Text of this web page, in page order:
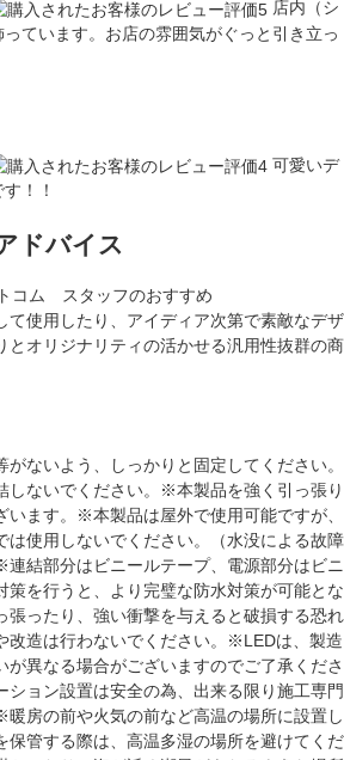
店内（シ
ています。お店の雰囲気がぐっと引き立っ
可愛いデ
！！
ドバイス
て使用したり、アイディア次第で素敵なデザ
とオリジナリティの活かせる汎用性抜群の商
ないよう、しっかりと固定してください。
しないでください。※本製品を強く引っ張り
います。※本製品は屋外で使用可能ですが、
は使用しないでください。（水没による故障
結部分はビニールテープ、電源部分はビニ
策を行うと、より完璧な防水対策が可能とな
ったり、強い衝撃を与えると破損する恐れ
造は行わないでください。※LEDは、製造
が異なる場合がございますのでご了承くださ
ョン設置は安全の為、出来る限り施工専門
房の前や火気の前など高温の場所に設置し
管する際は、高温多湿の場所を避けてくだ